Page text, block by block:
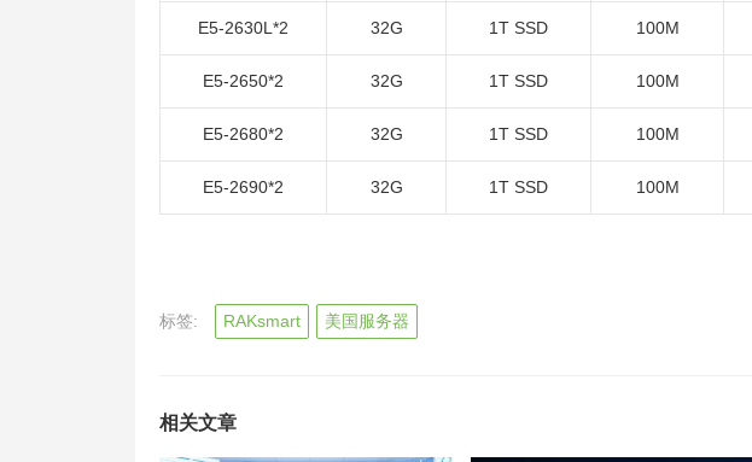
E5-2630L*2 32G 1T SSD 100M
E5-2650*2 32G 1T SSD 100M
E5-2680*2 32G 1T SSD 100M
E5-2690*2 32G 1T SSD 100M
标签: RAKsmart 美国服务器
相关文章